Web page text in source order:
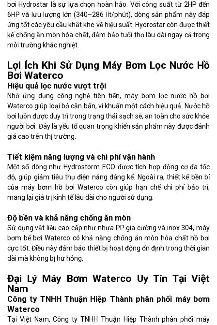
bơi Hydrostar là sự lựa chọn hoàn hảo. Với công suất từ 2HP đến
6HP và lưu lượng lớn (340–286 lít/phút), dòng sản phẩm này đáp
ứng tốt các yêu cầu khắt khe về hiệu suất. Hydrostar còn được thiết
kế chống ăn mòn hóa chất, đảm bảo tuổi thọ lâu dài ngay cả trong
môi trường khắc nghiệt.
Lợi Ích Khi Sử Dụng Máy Bơm Lọc Nước Hồ
Bơi Waterco
Hiệu quả lọc nước vượt trội
Nhờ ứng dụng công nghệ tiên tiến, máy bơm lọc nước hồ bơi
Waterco giúp loại bỏ cặn bẩn, vi khuẩn một cách hiệu quả. Nước hồ
bơi luôn được duy trì trong trạng thái sạch sẽ, an toàn cho sức khỏe
người bơi. Đây là yếu tố quan trọng khiến sản phẩm này được đánh
giá cao trên thị trường.
Tiết kiệm năng lượng và chi phí vận hành
Một số dòng như Hydrostorm ECO được tích hợp động cơ đa tốc
độ, giúp giảm tiêu thụ điện năng đáng kể. Ngoài ra, thiết kế bền bỉ
của máy bơm hồ bơi Waterco còn giúp hạn chế chi phí bảo trì,
mang lại giá trị kinh tế lâu dài cho người sử dụng.
Độ bền và khả năng chống ăn mòn
Sử dụng vật liệu cao cấp như nhựa PP gia cường và inox 304, máy
bơm bể bơi Waterco có khả năng chống ăn mòn hóa chất hồ bơi
cực tốt. Điều này đảm bảo thiết bị hoạt động ổn định trong thời gian
dài mà không bị hư hỏng.
Đại Lý Máy Bơm Waterco Uy Tín Tại Việt
Nam
Công ty TNHH Thuận Hiệp Thành phân phối máy bơm
Waterco
Tại Việt Nam, Công ty TNHH Thuận Hiệp Thành phân phối máy